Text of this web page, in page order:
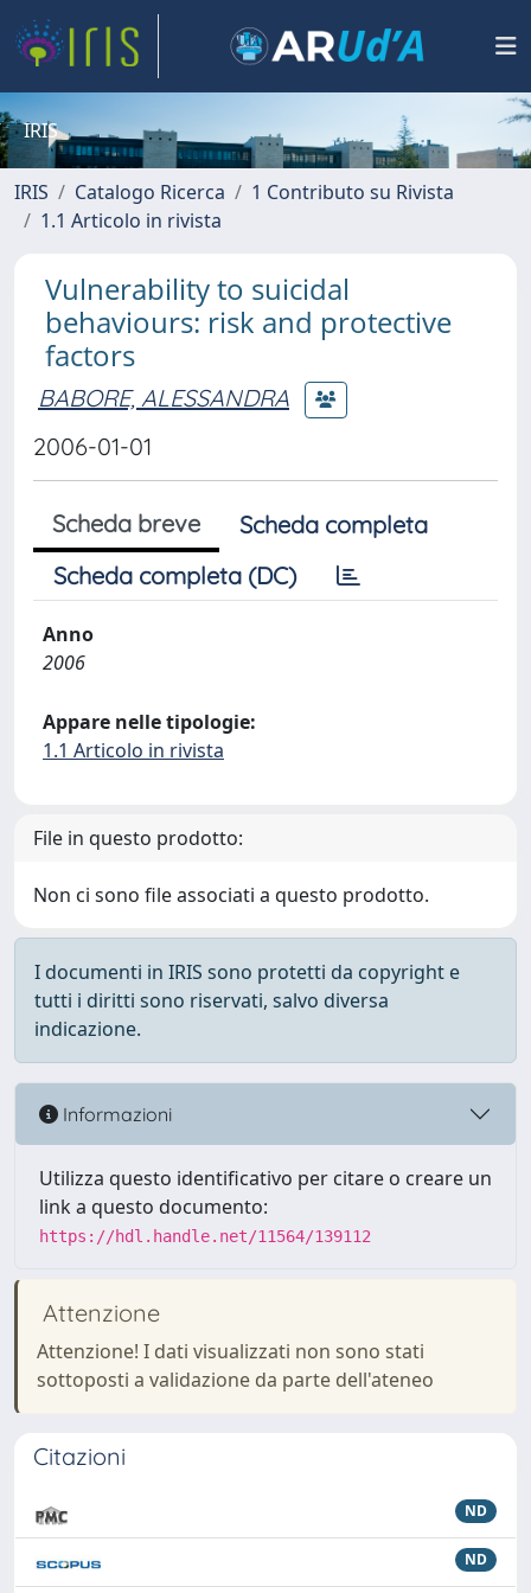
IRIS
IRIS Catalogo Ricerca
1 Contributo su Rivista
1.1 Articolo in rivista
Vulnerability to suicidal
behaviours: risk and protective
factors
BABORE, ALESSANDRA
2006-01-01
Scheda breve
Scheda completa
Scheda completa (DC)
Anno
2006
Appare nelle tipologie:
1.1 Articolo in rivista
File in questo prodotto:
Non ci sono file associati a questo prodotto.
I documenti in IRIS sono protetti da copyright e
tutti i diritti sono riservati, salvo diversa
indicazione.
Informazioni
Utilizza questo identificativo per citare o creare un
link a questo documento:
https://hdl.handle.net/11564/139112
Attenzione
Attenzione! I dati visualizzati non sono stati
sottoposti a validazione da parte dell'ateneo
Citazioni
ND
ND